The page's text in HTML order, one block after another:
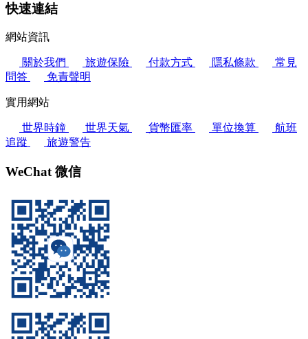
快速連結
網站資訊
關於我們 旅遊保險 付款方式 隱私條款
常見
問答
免責聲明
實用網站
世界時鐘 世界天氣 貨幣匯率 單位換算
航班
追蹤
旅遊警告
WeChat 微信